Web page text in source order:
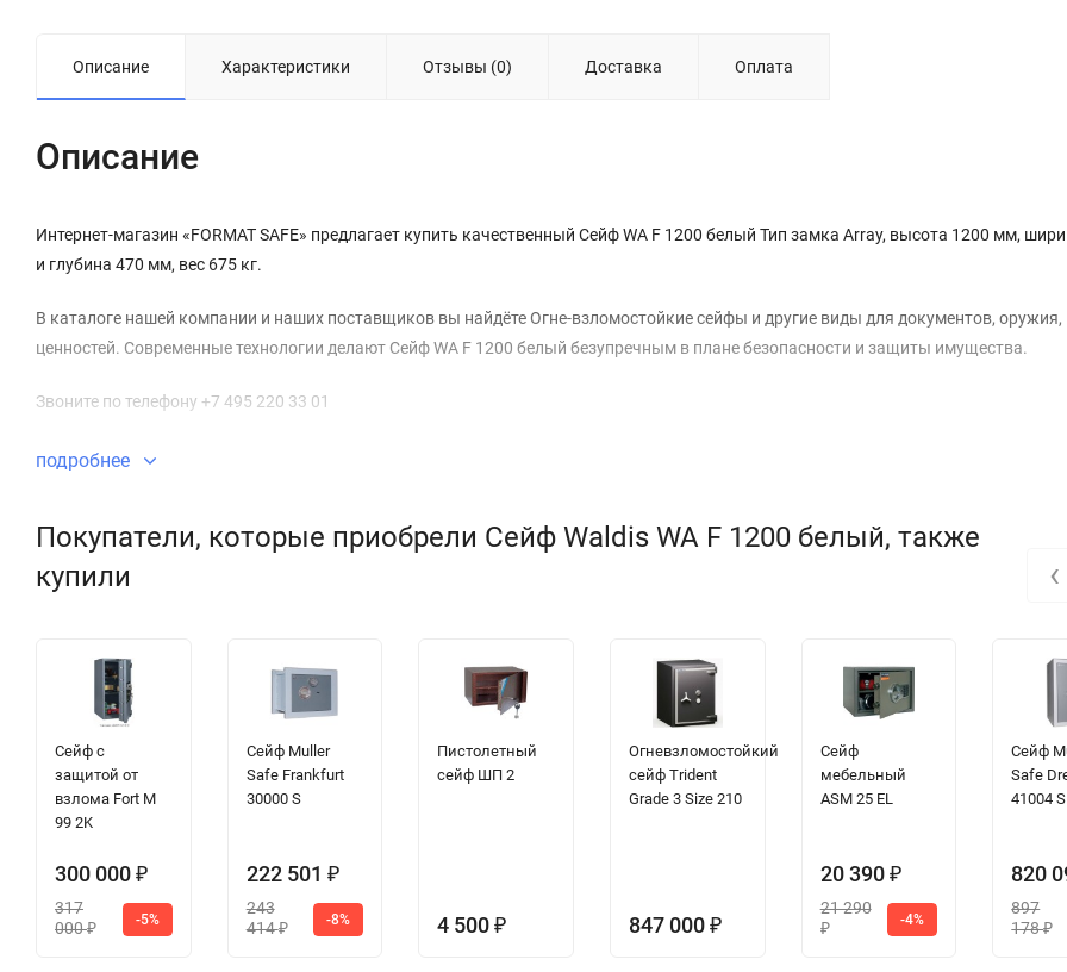
Описание Характеристики Отзывы (0) Доставка Оплата
Описание
Интернет-магазин «FORMAT SAFE» предлагает купить качественный Сейф WA F 1200 белый Тип замка Array, высота 1200 мм,
и глубина 470 мм, вес 675 кг.
В каталоге нашей компании и наших поставщиков вы найдёте Огне-взломостойкие сейфы и другие виды для документов, оружия,
ценностей. Современные технологии делают Сейф WA F 1200 белый безупречным в плане безопасности и защиты имущества.
Звоните по телефону +7 495 220 33 01
подробнее
Покупатели, которые приобрели Сейф Waldis WA F 1200 белый, также
купили
Сейф с
защитой от
взлома Fort M
99 2K
300 000 ₽
317
000₽
-5%
Сейф Muller
Safe Frankfurt
30000 S
222 501 ₽
243
414₽
-8%
Пистолетный
сейф ШП 2
4 500₽
Огневзломостойкий
сейф Trident
Grade 3 Size 210
847 000 ₽
Сейф
мебельный
ASM 25 EL
20 390 ₽
21 290
₽
-4%
Сейф
Safe
41004 S
820
897
178₽
‹